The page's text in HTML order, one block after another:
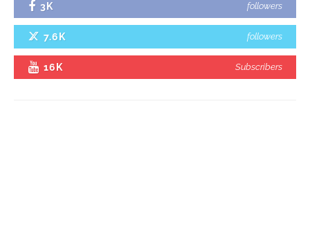
3K followers
7.6K followers
16K Subscribers